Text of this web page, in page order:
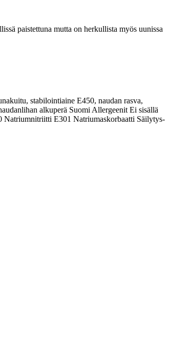
paistettuna mutta on herkullista myös uunissa
stabilointiaine E450, naudan rasva,
alkuperä Suomi Allergeenit Ei sisällä
Natriumnitriitti E301 Natriumaskorbaatti Säilytys-